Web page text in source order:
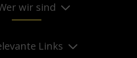
wir sind
Links